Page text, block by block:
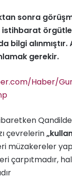
sonra
bilgi
gerekir.
Haber/
çevrelerin
müzakereler
çarpıtmadır,